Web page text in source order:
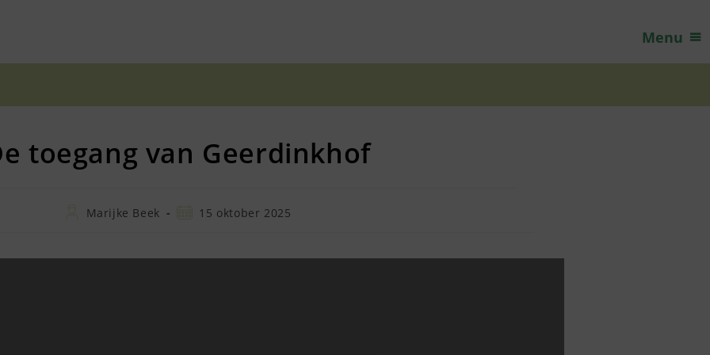
Menu
toegang van Geerdinkhof
BerichtMarijke Beek
Bericht15 oktober 2025